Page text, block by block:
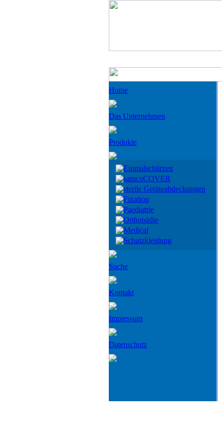
Home
Das Unternehmen
Produkte
Einmalschürzen
samcoCOVER
sterile Geräteabdeckungen
Fixation
Paediatrie
Orthopädie
Medical
Schutzkleidung
Suche
Kontakt
Impressum
Datenschutz